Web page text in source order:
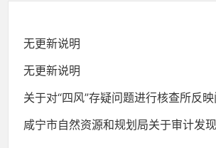
无更新说明
无更新说明
关于对“四风”存疑问题进行核查所反映
咸宁市自然资源和规划局关于审计发